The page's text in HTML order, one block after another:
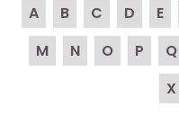
A B C D E
M
N O P Q
X